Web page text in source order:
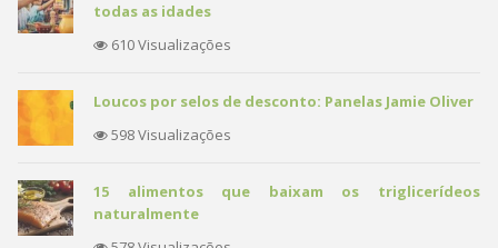
todas as idades
610 Visualizações
Loucos por selos de desconto: Panelas Jamie Oliver
598 Visualizações
15 alimentos que baixam os triglicerídeos
naturalmente